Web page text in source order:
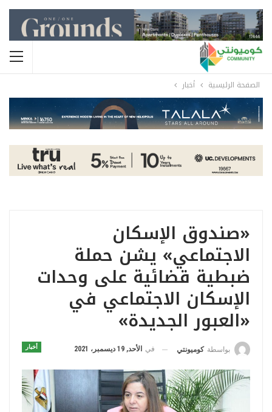
الصفحة الرئيسية أخبار
«صندوق الإسكان
الاجتماعي» يشن حملة
ضبطية قضائية على وحدات
الإسكان الاجتماعي في
«العبور الجديدة»
أخبار بواسطة كوميونتي في الأحد, 19 ديسمبر، 2021